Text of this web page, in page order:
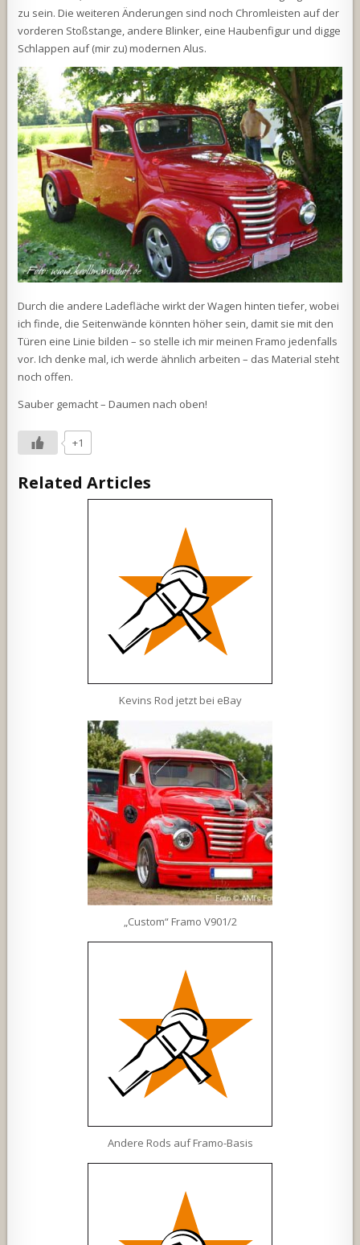
zu sein. Die weiteren Änderungen sind noch Chromleisten auf der
vorderen Stoßstange, andere Blinker, eine Haubenfigur und digge
Schlappen auf (mir zu) modernen Alus.
Durch die andere Ladefläche wirkt der Wagen hinten tiefer, wobei
ich finde, die Seitenwände könnten höher sein, damit sie mit den
Türen eine Linie bilden – so stelle ich mir meinen Framo jedenfalls
vor. Ich denke mal, ich werde ähnlich arbeiten – das Material steht
noch offen.
Sauber gemacht – Daumen nach oben!
+1
Related Articles
Kevins Rod jetzt bei eBay
„Custom“ Framo V901/2
Andere Rods auf Framo-Basis